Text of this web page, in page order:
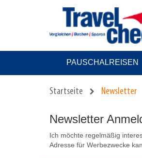
PAUSCHALREISEN
Startseite Newsletter
Newsletter
Ich möchte regelmäßig
Adresse für Werbezwecke